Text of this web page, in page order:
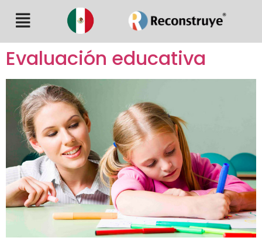
Evaluación educativa